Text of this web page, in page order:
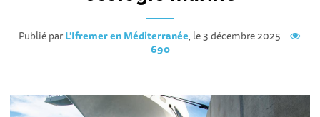
Publié parL'Ifremer en Méditerranée, le 3 décembre 2025
690